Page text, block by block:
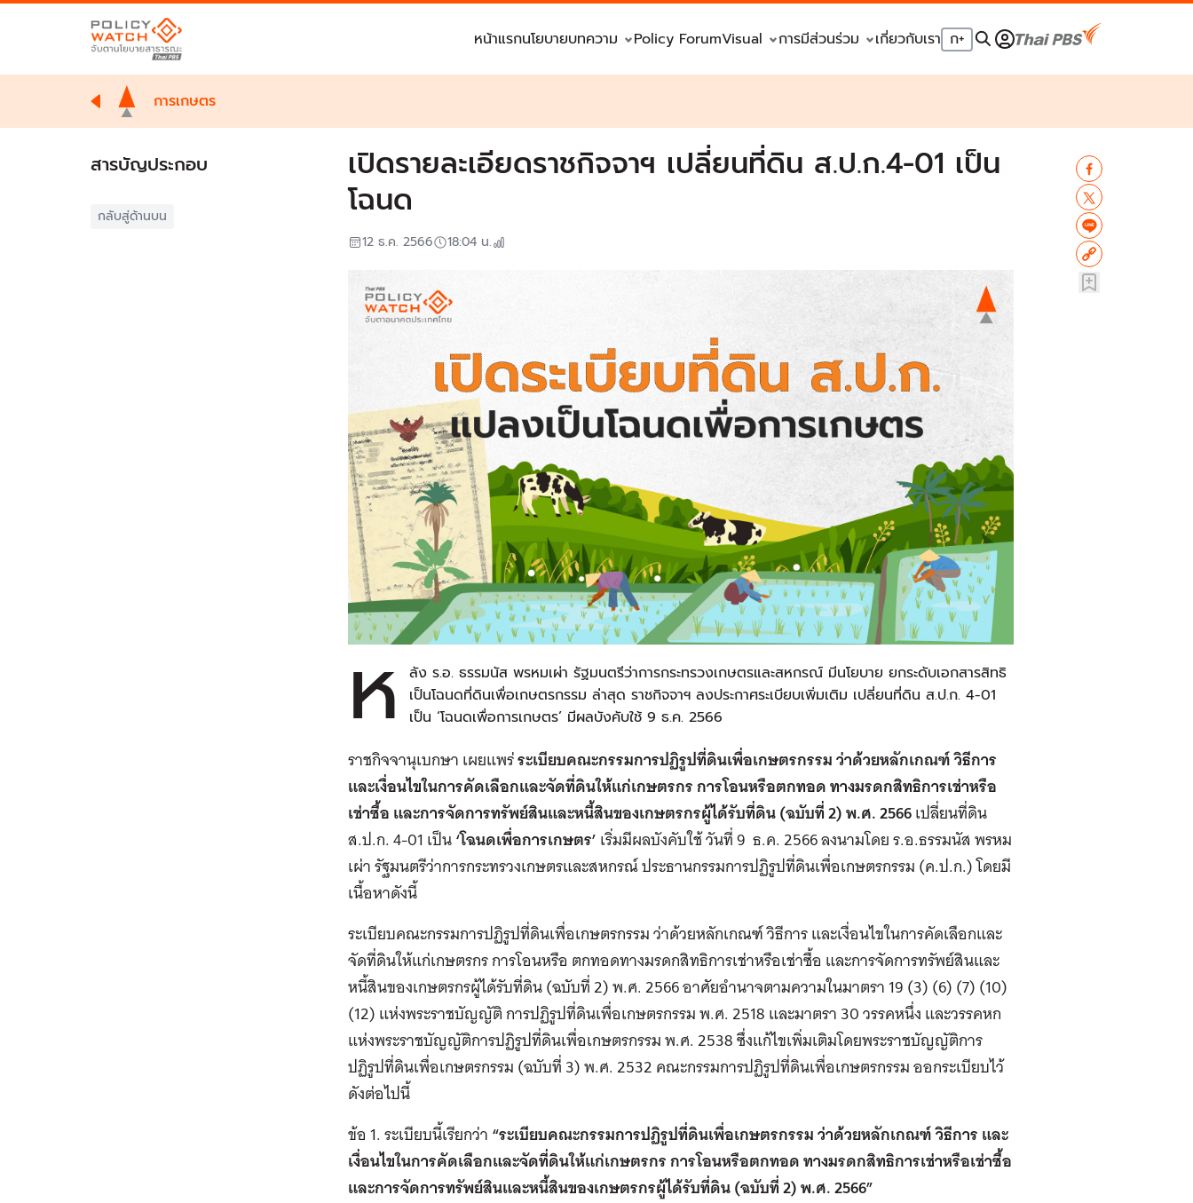
หน้าแรกนโยบายบทความ Policy ForumVisual การมีส่วนร่วม เกี่ยวกับเรา ก+
การเกษตร
สารบัญประกอบ
กลับสู่ด้านบน
เปิดรายละเอียดราชกิจจาฯ เปลี่ยนที่ดิน ส.ป.ก.4-01 เป็น
โฉนด
12 ธ.ค. 2566 18:04 น.
ห ลัง ร.อ. ธรรมนัส พรหมเผ่า รัฐมนตรีว่าการกระทรวงเกษตรและสหกรณ์ มีนโยบาย ยกระดับเอกสารสิทธิ
เป็นโฉนดที่ดินเพื่อเกษตรกรรม ล่าสุด ราชกิจจาฯ ลงประกาศระเบียบเพิ่มเติม เปลี่ยนที่ดิน ส.ป.ก. 4-01
เป็น ‘โฉนดเพื่อการเกษตร’ มีผลบังคับใช้ 9 ธ.ค. 2566
ราชกิจจานุเบกษา เผยแพร่ระเบียบคณะกรรมการปฏิรูปที่ดินเพื่อเกษตรกรรม ว่าด้วยหลักเกณฑ์ วิธีการ
และเงื่อนไขในการคัดเลือกและจัดที่ดินให้แก่เกษตรกร การโอนหรือตกทอด ทางมรดกสิทธิการเช่าหรือ
เช่าซื้อ และการจัดการทรัพย์สินและหนี้สินของเกษตรกรผู้ได้รับที่ดิน (ฉบับที่ 2) พ.ศ. 2566เปลี่ยนที่ดิน
ส.ป.ก. 4-01 เป็น‘โฉนดเพื่อการเกษตร’เริ่มมีผลบังคับใช้ วันที่ 9 ธ.ค. 2566 ลงนามโดย ร.อ.ธรรมนัส พรหม
เผ่า รัฐมนตรีว่าการกระทรวงเกษตรและสหกรณ์ ประธานกรรมการปฏิรูปที่ดินเพื่อเกษตรกรรม (ค.ป.ก.) โดยมี
เนื้อหาดังนี้
ระเบียบคณะกรรมการปฏิรูปที่ดินเพื่อเกษตรกรรม ว่าด้วยหลักเกณฑ์ วิธีการ และเงื่อนไขในการคัดเลือกและ
จัดที่ดินให้แก่เกษตรกร การโอนหรือ ตกทอดทางมรดกสิทธิการเช่าหรือเช่าซื้อ และการจัดการทรัพย์สินและ
หนี้สินของเกษตรกรผู้ได้รับที่ดิน (ฉบับที่ 2) พ.ศ. 2566 อาศัยอำนาจตามความในมาตรา 19 (3) (6) (7) (10)
(12) แห่งพระราชบัญญัติ การปฏิรูปที่ดินเพื่อเกษตรกรรม พ.ศ. 2518 และมาตรา 30 วรรคหนึ่ง และวรรคหก
แห่งพระราชบัญญัติการปฏิรูปที่ดินเพื่อเกษตรกรรม พ.ศ. 2538 ซึ่งแก้ไขเพิ่มเติมโดยพระราชบัญญัติการ
ปฏิรูปที่ดินเพื่อเกษตรกรรม (ฉบับที่ 3) พ.ศ. 2532 คณะกรรมการปฏิรูปที่ดินเพื่อเกษตรกรรม ออกระเบียบไว้
ดังต่อไปนี้
ข้อ 1. ระเบียบนี้เรียกว่า“ระเบียบคณะกรรมการปฏิรูปที่ดินเพื่อเกษตรกรรม ว่าด้วยหลักเกณฑ์ วิธีการ และ
เงื่อนไขในการคัดเลือกและจัดที่ดินให้แก่เกษตรกร การโอนหรือตกทอด ทางมรดกสิทธิการเช่าหรือเช่าซื้อ
และการจัดการทรัพย์สินและหนี้สินของเกษตรกรผู้ได้รับที่ดิน (ฉบับที่ 2) พ.ศ. 2566”